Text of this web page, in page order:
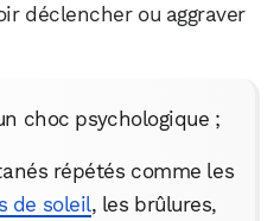
déclencher ou aggraver
choc psychologique ;
répétés comme les
de soleil, les brûlures,